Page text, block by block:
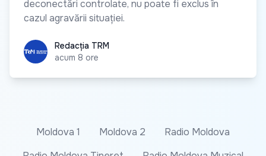
deconectări controlate, nu poate fi exclus în
cazul agravării situației.
Redacția TRM
Redacția TRM
acum 8 ore
Moldova 1 Moldova 2
Radio Moldova